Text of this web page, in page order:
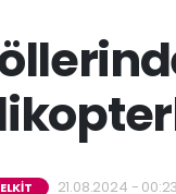
21.08.2024 -